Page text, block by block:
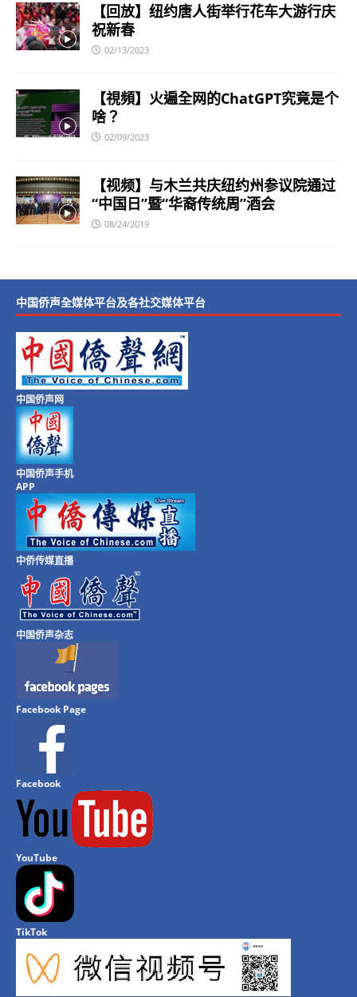
【回放】纽约唐人街举行花车大游行庆
祝新春
02/13/2023
【視頻】火遍全网的ChatGPT究竟是个
啥？
02/09/2023
【视频】与木兰共庆纽约州参议院通过
“中国日”暨“华裔传统周”酒会
08/24/2019
中国侨声全媒体平台及各社交媒体平台
中国侨声网
中国侨声手机
APP
中侨传媒直播
中国侨声杂志
Facebook Page
Facebook
YouTube
TikTok